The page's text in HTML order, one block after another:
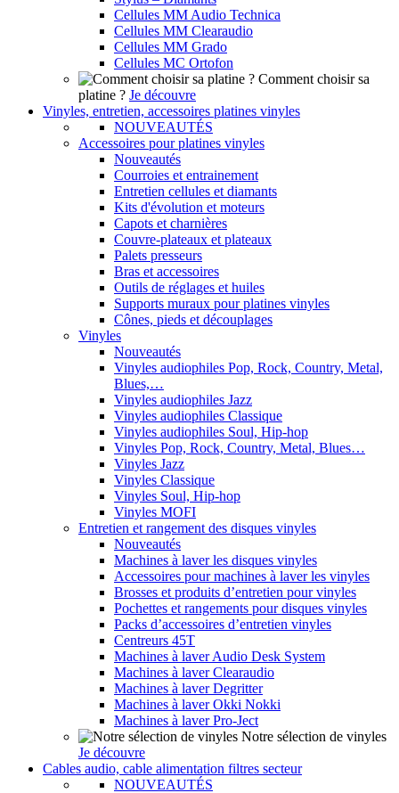
Cellules MM Audio Technica
Cellules MM Clearaudio
Cellules MM Grado
Cellules MC Ortofon
Comment choisir sa
platine ? Je découvre
Vinyles, entretien, accessoires platines vinyles
NOUVEAUTÉS
Accessoires pour platines vinyles
Nouveautés
Courroies et entrainement
Entretien cellules et diamants
Kits d'évolution et moteurs
Capots et charnières
Couvre-plateaux et plateaux
Palets presseurs
Bras et accessoires
Outils de réglages et huiles
Supports muraux pour platines vinyles
Cônes, pieds et découplages
Vinyles
Nouveautés
Vinyles audiophiles Pop, Rock, Country, Metal,
Blues,…
Vinyles audiophiles Jazz
Vinyles audiophiles Classique
Vinyles audiophiles Soul, Hip-hop
Vinyles Pop, Rock, Country, Metal, Blues…
Vinyles Jazz
Vinyles Classique
Vinyles Soul, Hip-hop
Vinyles MOFI
Entretien et rangement des disques vinyles
Nouveautés
Machines à laver les disques vinyles
Accessoires pour machines à laver les vinyles
Brosses et produits d’entretien pour vinyles
Pochettes et rangements pour disques vinyles
Packs d’accessoires d’entretien vinyles
Centreurs 45T
Machines à laver Audio Desk System
Machines à laver Clearaudio
Machines à laver Degritter
Machines à laver Okki Nokki
Machines à laver Pro-Ject
Notre sélection de vinyles
Je découvre
Cables audio, cable alimentation filtres secteur
NOUVEAUTÉS